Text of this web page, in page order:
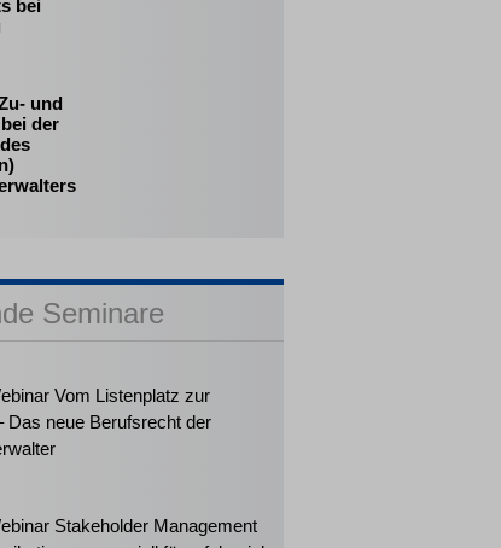
bei
und
der
Seminare
Vom Listenplatz zur
Das neue Berufsrecht der
Stakeholder Management